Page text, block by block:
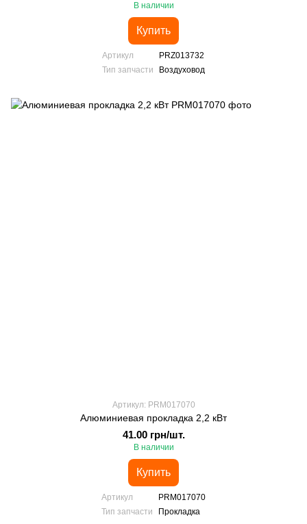
В наличии
Купить
Артикул
PRZ013732
Тип запчасти
Воздуховод
Артикул: PRM017070
Алюминиевая прокладка 2,2 кВт
41.00 грн/шт.
В наличии
Купить
Артикул
PRM017070
Тип запчасти
Прокладка